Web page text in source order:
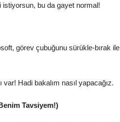
istiyorsun, bu da gayet normal!
görev çubuğunu sürükle-bırak
var! Hadi bakalım nasıl yapacağız.
Tavsiyem!)